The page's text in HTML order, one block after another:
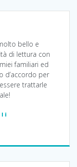
bello e
di lettura con
familiari ed
d’accordo per
trattarle